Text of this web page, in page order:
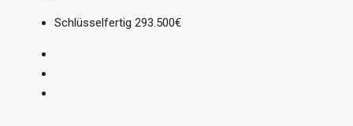
Schlüsselfertig 293.500€